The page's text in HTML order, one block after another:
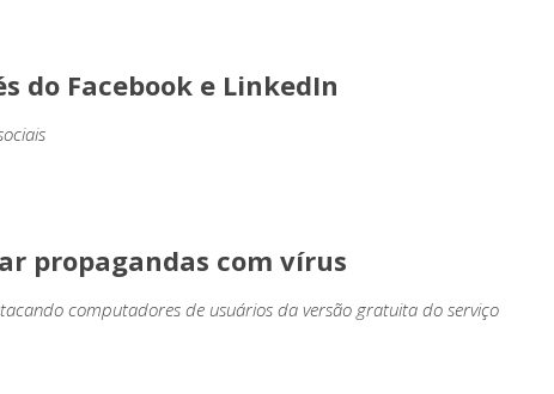
do Facebook e LinkedIn
propagandas com vírus
computadores de usuários da versão gratuita do serviço